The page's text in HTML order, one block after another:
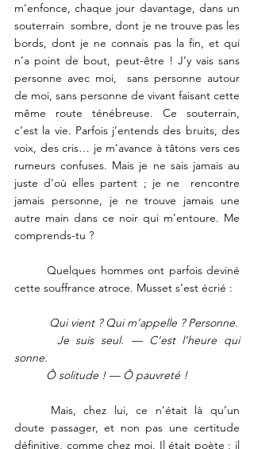
m’enfonce, chaque jour davantage, dans un
souterrain  sombre, dont je ne trouve pas les
bords, dont je ne connais pas la fin, et qui
n’a point de bout, peut-être ! J’y vais sans
personne avec moi,  sans personne autour
de moi, sans personne de vivant faisant cette
même route ténébreuse. Ce souterrain,
c’est la vie. Parfois j’entends des bruits, des
voix, des cris… je m’avance à tâtons vers ces
rumeurs confuses. Mais je ne sais jamais au
juste d’où elles partent ; je ne  rencontre
jamais personne, je ne trouve jamais une
autre main dans ce noir qui m’entoure. Me
comprends-tu ?
	Quelques hommes ont parfois deviné
cette souffrance atroce. Musset s’est écrié :
Qui vient ? Qui m’appelle ? Personne.
Je suis seul. — C’est l’heure qui
sonne.
Ô solitude ! — Ô pauvreté !
doute passager, et non pas une certitude
définitive, comme chez moi. Il était poète ; il